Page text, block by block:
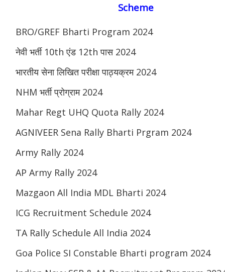
Scheme
BRO/GREF Bharti Program 2024
नेवी भर्ती 10th एंड 12th पास 2024
भारतीय सेना लिखित परीक्षा पाठ्यक्रम 2024
NHM भर्ती प्रोग्राम 2024
Mahar Regt UHQ Quota Rally 2024
AGNIVEER Sena Rally Bharti Prgram 2024
Army Rally 2024
AP Army Rally 2024
Mazgaon All India MDL Bharti 2024
ICG Recruitment Schedule 2024
TA Rally Schedule All India 2024
Goa Police SI Constable Bharti program 2024